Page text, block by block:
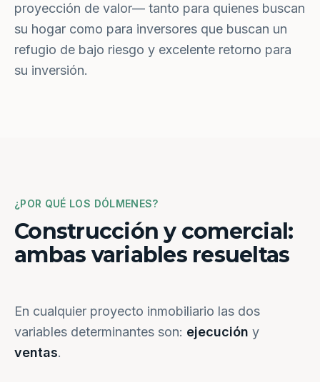
proyección de valor— tanto para quienes buscan
su hogar como para inversores que buscan un
refugio de bajo riesgo y excelente retorno para
su inversión.
¿POR QUÉ LOS DÓLMENES?
Construcción y comercial:
ambas variables resueltas
En cualquier proyecto inmobiliario las dos
variables determinantes son: ejecución y
ventas.